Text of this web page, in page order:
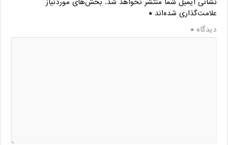
علامت‌گذاری شده‌اند*
دیدگاه*